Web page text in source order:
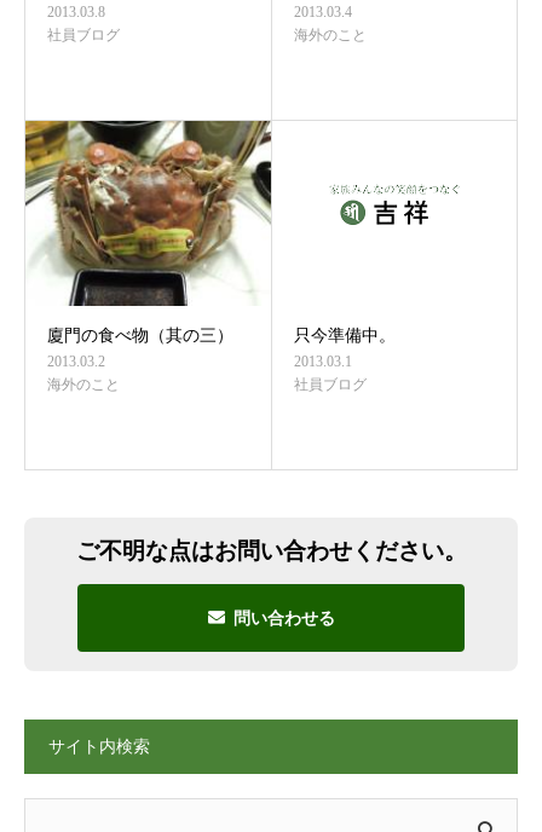
2013.03.8
社員ブログ
2013.03.4
海外のこと
廈門の食べ物（其の三）
2013.03.2
海外のこと
只今準備中。
2013.03.1
社員ブログ
ご不明な点はお問い合わせください。
問い合わせる
サイト内検索